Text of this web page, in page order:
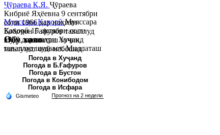
Муяссара ҚаҳорӣМуяссара
Қаҳорӣ 15 октябри соли
1979 дар шаҳри Хуҷанд
таваллуд шудааст. Миллаташ
тоҷик. Маълумот олӣ. Соли
2002 Донишгоҳи давлатии
Хуҷанд ба...
Ҷӯраева К.Я. Ҷӯраева
Кибриё Яҳёевна 9 сентябри
соли 1966 дар ноҳияи
Бобоҷон Ғафуров таваллуд
шуда, миллаташ тоҷик,
маълумот олӣ мебошад.
Соли 1997 Донишг...
Обу хаво
Погода в Хуҷанд
Погода в Б.Ғафуров
Погода в Бустон
Погода в Конибодом
Погода в Исфара